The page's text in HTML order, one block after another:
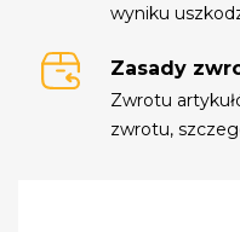
wyniku
Zasady
Zwrotu
zwrotu,